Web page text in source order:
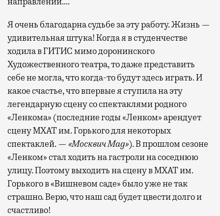
Я очень благодарна судьбе за эту работу. Жизнь —
удивительная штука! Когда я в студенчестве
ходила в ГИТИС мимо доронинского
Художественного театра, то даже представить
себе не могла, что когда-то будут здесь играть. И
какое счастье, что впервые я ступила на эту
легендарную сцену со спектаклями родного
«Ленкома» (последние годы «Ленком» арендует
сцену МХАТ им. Горького для некоторых
спектаклей. — «Москвич Mag»). В прошлом сезоне
«Ленком» стал ходить на гастроли на соседнюю
улицу. Поэтому выходить на сцену в МХАТ им.
Горького в «Вишневом саде» было уже не так
страшно. Верю, что наш сад будет цвести долго и
счастливо!